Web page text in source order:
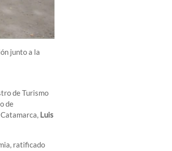
junto a la
de Turismo
de
Luis
ratificado